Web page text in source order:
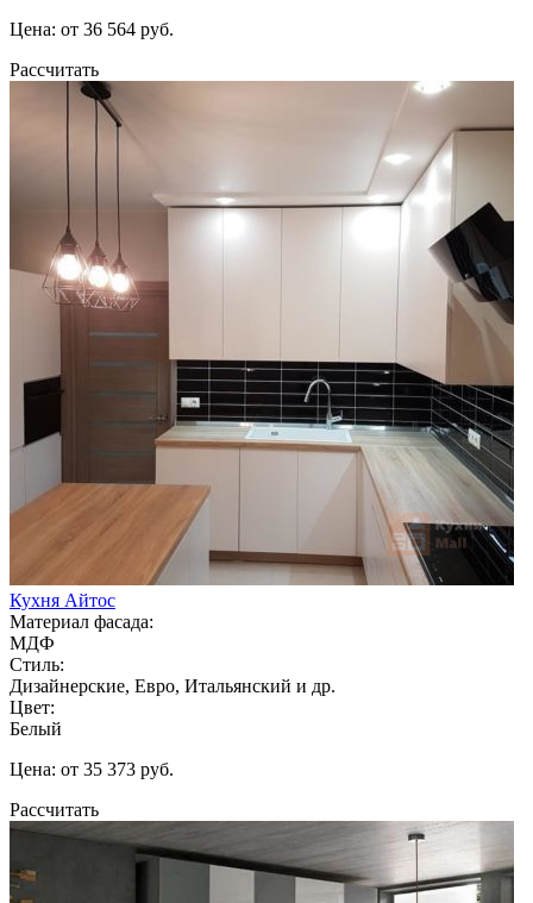
Цена: от 36 564 руб.
Рассчитать
Кухня Айтос
Материал фасада:
МДФ
Стиль:
Дизайнерские, Евро, Итальянский и др.
Цвет:
Белый
Цена: от 35 373 руб.
Рассчитать